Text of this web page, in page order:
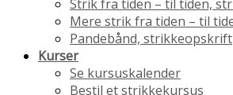
Strik fra tiden – til tiden,
Mere strik fra tiden – til
Pandebånd, strikkeopskrift
Kurser
Se kursuskalender
Bestil et strikkekursus